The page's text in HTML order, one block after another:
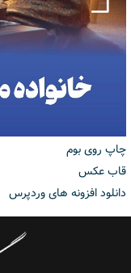
چاپ روی بوم
قاب عکس
دانلود افزونه های وردپرس